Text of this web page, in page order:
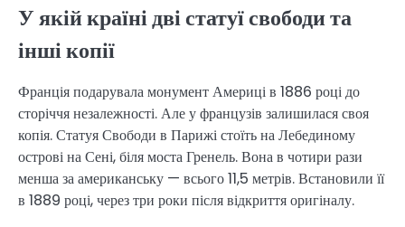
У якій країні дві статуї свободи та
інші копії
Франція подарувала монумент Америці в 1886 році до
сторіччя незалежності. Але у французів залишилася своя
копія. Статуя Свободи в Парижі стоїть на Лебединому
острові на Сені, біля моста Гренель. Вона в чотири рази
менша за американську — всього 11,5 метрів. Встановили її
в 1889 році, через три роки після відкриття оригіналу.